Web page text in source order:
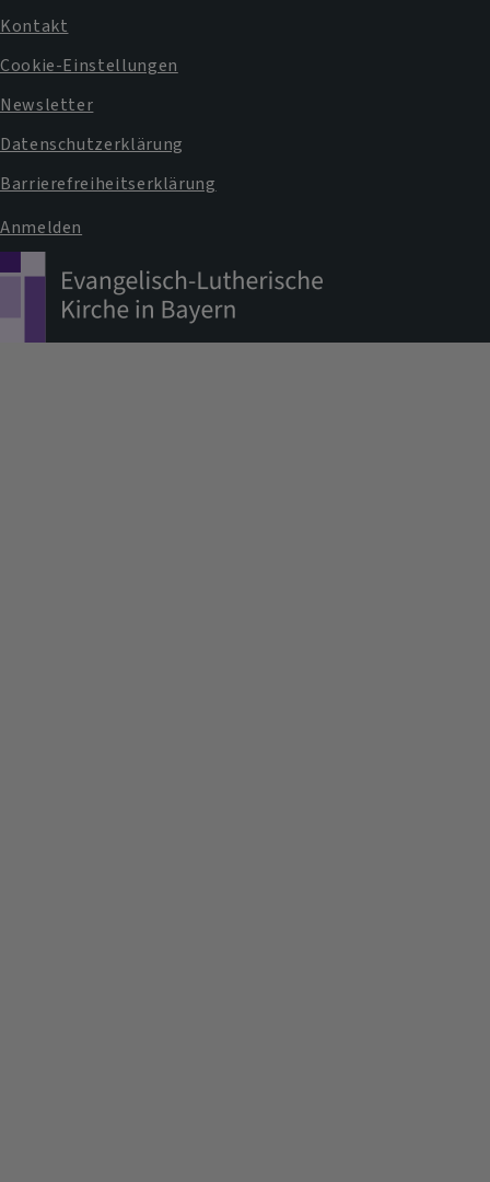
Fußbereichsmenü
Kontakt
Cookie-Einstellungen
Newsletter
Datenschutzerklärung
Barrierefreiheitserklärung
Benutzermenü
Anmelden